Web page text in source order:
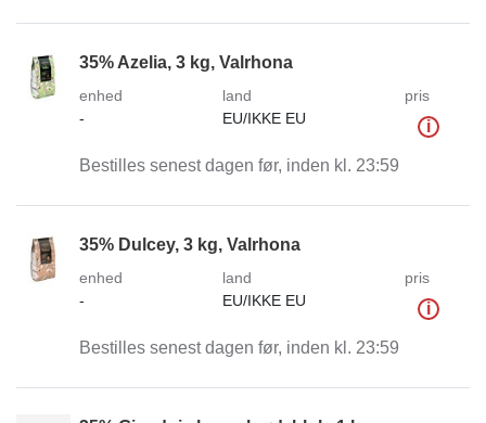
35% Azelia, 3 kg, Valrhona
enhed
-
land
EU/IKKE EU
pris
i
Bestilles senest dagen før, inden kl. 23:59
35% Dulcey, 3 kg, Valrhona
enhed
-
land
EU/IKKE EU
pris
i
Bestilles senest dagen før, inden kl. 23:59